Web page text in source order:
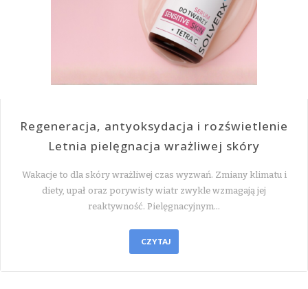
Regeneracja, antyoksydacja i rozświetlenie
Letnia pielęgnacja wrażliwej skóry
Wakacje to dla skóry wrażliwej czas wyzwań. Zmiany klimatu i
diety, upał oraz porywisty wiatr zwykle wzmagają jej
reaktywność. Pielęgnacyjnym…
CZYTAJ